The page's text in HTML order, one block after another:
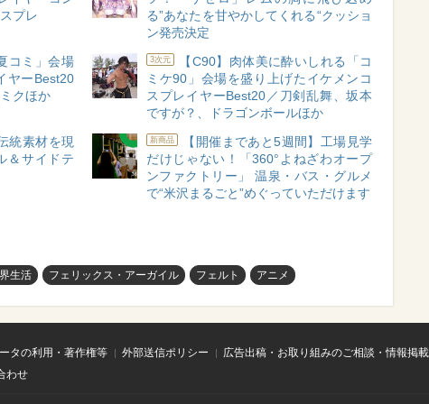
プレ
る”あなたを甘やかしてくれる“クッショ
ン発売決定
コミ」会場
ヤーBest20
クほか
3次元
【C90】肉体美に酔いしれる「コ
ミケ90」会場を盛り上げたイケメンコ
スプレイヤーBest20／刀剣乱舞、坂本
ですが？、ドラゴンボールほか
統素材を現
＆サイドテ
新商品
【開催まであと5週間】工場見学
だけじゃない！「360°よねざわオープ
ンファクトリー」 温泉・バス・グルメ
で“米沢まるごと”めぐっていただけます
生活 フェリックス・アーガイル フェルト アニメ
タの利用・著作権等 外部送信ポリシー
広告出稿・お取り組みのご相談・情報掲
わせ